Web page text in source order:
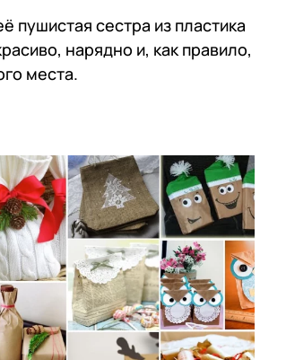
пушистая сестра из пластика
нарядно и, как правило,
места.